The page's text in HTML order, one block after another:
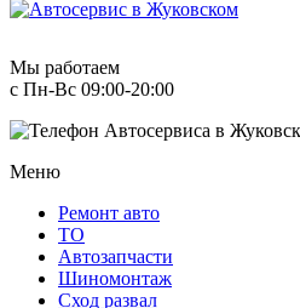
Мы работаем
с Пн-Вc 09:00-20:00
Меню
Ремонт авто
TO
Автозапчасти
Шиномонтаж
Сход развал